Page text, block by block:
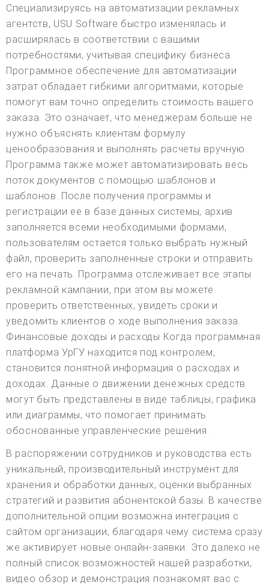
Специализируясь на автоматизации рекламных
агентств, USU Software быстро изменялась и
расширялась в соответствии с вашими
потребностями, учитывая специфику бизнеса.
Программное обеспечение для автоматизации
затрат обладает гибкими алгоритмами, которые
помогут вам точно определить стоимость вашего
заказа. Это означает, что менеджерам больше не
нужно объяснять клиентам формулу
ценообразования и выполнять расчеты вручную.
Программа также может автоматизировать весь
поток документов с помощью шаблонов и
шаблонов. После получения программы и
регистрации ее в базе данных системы, архив
заполняется всеми необходимыми формами,
пользователям остается только выбрать нужный
файл, проверить заполненные строки и отправить
его на печать. Программа отслеживает все этапы
рекламной кампании, при этом вы можете
проверить ответственных, увидеть сроки и
уведомить клиентов о ходе выполнения заказа.
Финансовые доходы и расходы Когда программная
платформа УрГУ находится под контролем,
становится понятной информация о расходах и
доходах. Данные о движении денежных средств
могут быть представлены в виде таблицы, графика
или диаграммы, что помогает принимать
обоснованные управленческие решения.
В распоряжении сотрудников и руководства есть
уникальный, производительный инструмент для
хранения и обработки данных, оценки выбранных
стратегий и развития абонентской базы. В качестве
дополнительной опции возможна интеграция с
сайтом организации, благодаря чему система сразу
же активирует новые онлайн-заявки. Это далеко не
полный список возможностей нашей разработки,
видео обзор и демонстрация познакомят вас с